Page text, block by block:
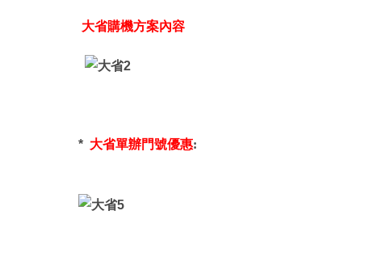
大省購機方案內容
* 大省單辦門號優惠: